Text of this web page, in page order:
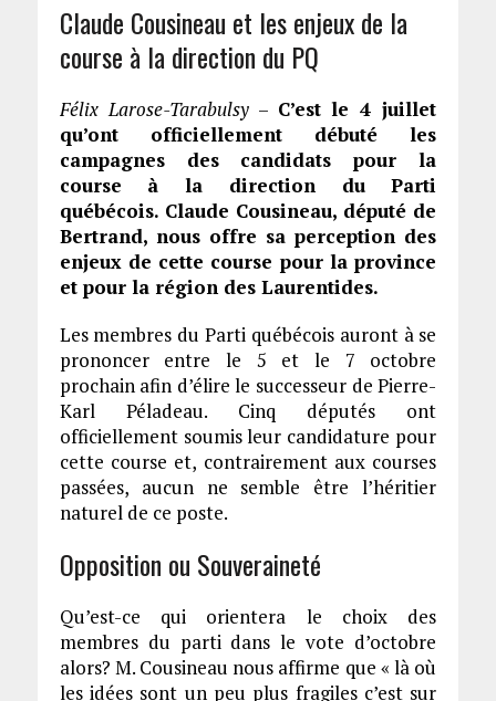
Claude Cousineau et les enjeux de la
course à la direction du PQ
Félix Larose-Tarabulsy– C’est le 4 juillet
qu’ont officiellement débuté les
campagnes des candidats pour la
course à la direction du Parti
québécois. Claude Cousineau, député de
Bertrand, nous offre sa perception des
enjeux de cette course pour la province
et pour la région des Laurentides.
Les membres du Parti québécois auront à se
prononcer entre le 5 et le 7 octobre
prochain afin d’élire le successeur de Pierre-
Karl Péladeau. Cinq députés ont
officiellement soumis leur candidature pour
cette course et, contrairement aux courses
passées, aucun ne semble être l’héritier
naturel de ce poste.
Opposition ou Souveraineté
Qu’est-ce qui orientera le choix des
membres du parti dans le vote d’octobre
alors? M. Cousineau nous affirme que « là où
les idées sont un peu plus fragiles c’est sur